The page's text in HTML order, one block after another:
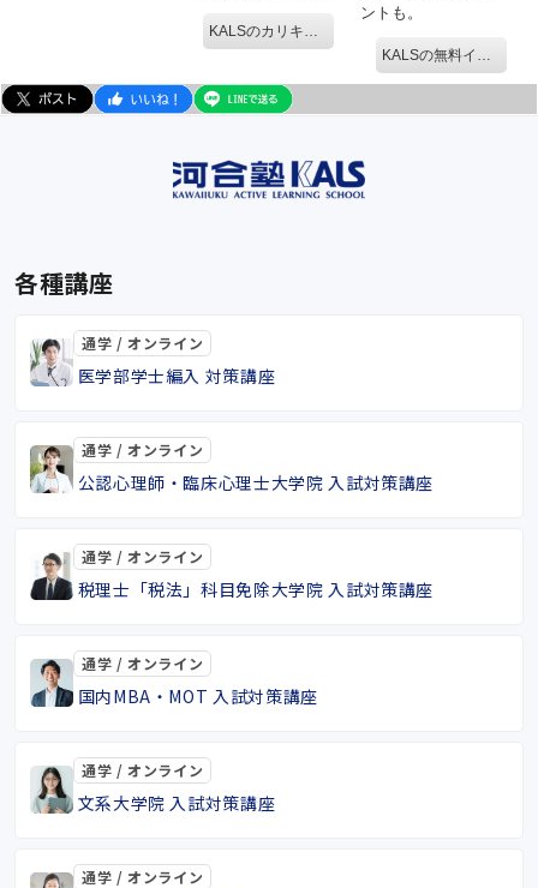
ントも。
各種講座
通学 / オンライン
医学部学士編入 対策講座
通学 / オンライン
公認心理師・臨床心理士大学院 入試対策講座
通学 / オンライン
税理士「税法」科目免除大学院 入試対策講座
通学 / オンライン
国内MBA・MOT 入試対策講座
通学 / オンライン
文系大学院 入試対策講座
通学 / オンライン